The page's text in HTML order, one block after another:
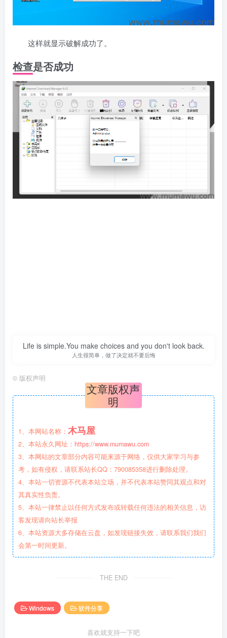
这样就显示破解成功了。
检查是否成功
Life is simple.You make choices and you don't look back.
人生很简单，做了决定就不要后悔
© 版权声明
文章版权声
明
1、本网站名称： 木马屋
2、本站永久网址： https://www.mumawu.com
3、本网站的文章部分内容可能来源于网络，仅供大家学习与参
考，如有侵权，请联系站长QQ：790085358进行删除处理。
4、本站一切资源不代表本站立场，并不代表本站赞同其观点和对
其真实性负责。
5、本站一律禁止以任何方式发布或转载任何违法的相关信息，访
客发现请向站长举报
6、本站资源大多存储在云盘，如发现链接失效，请联系我们我们
会第一时间更新。
THE END
Windows 软件分享
喜欢就支持一下吧